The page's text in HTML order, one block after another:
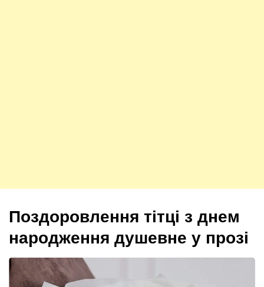
Поздоровлення тітці з днем
народження душевне у прозі